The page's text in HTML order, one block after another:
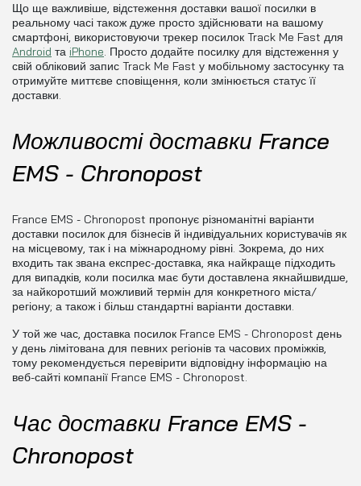
Що ще важливіше, відстеження доставки вашої посилки в
реальному часі також дуже просто здійснювати на вашому
смартфоні, використовуючи трекер посилок Track Me Fast для
Android та iPhone. Просто додайте посилку для відстеження у
свій обліковий запис Track Me Fast у мобільному застосунку та
отримуйте миттєве сповіщення, коли змінюється статус її
доставки.
Можливості доставки France
EMS - Chronopost
France EMS - Chronopost пропонує різноманітні варіанти
доставки посилок для бізнесів й індивідуальних користувачів як
на місцевому, так і на міжнародному рівні. Зокрема, до них
входить так звана експрес-доставка, яка найкраще підходить
для випадків, коли посилка має бути доставлена якнайшвидше,
за найкоротший можливий термін для конкретного міста/
регіону; а також і більш стандартні варіанти доставки.
У той же час, доставка посилок France EMS - Chronopost день
у день лімітована для певних регіонів та часових проміжків,
тому рекомендується перевірити відповідну інформацію на
веб-сайті компанії France EMS - Chronopost.
Час доставки France EMS -
Chronopost